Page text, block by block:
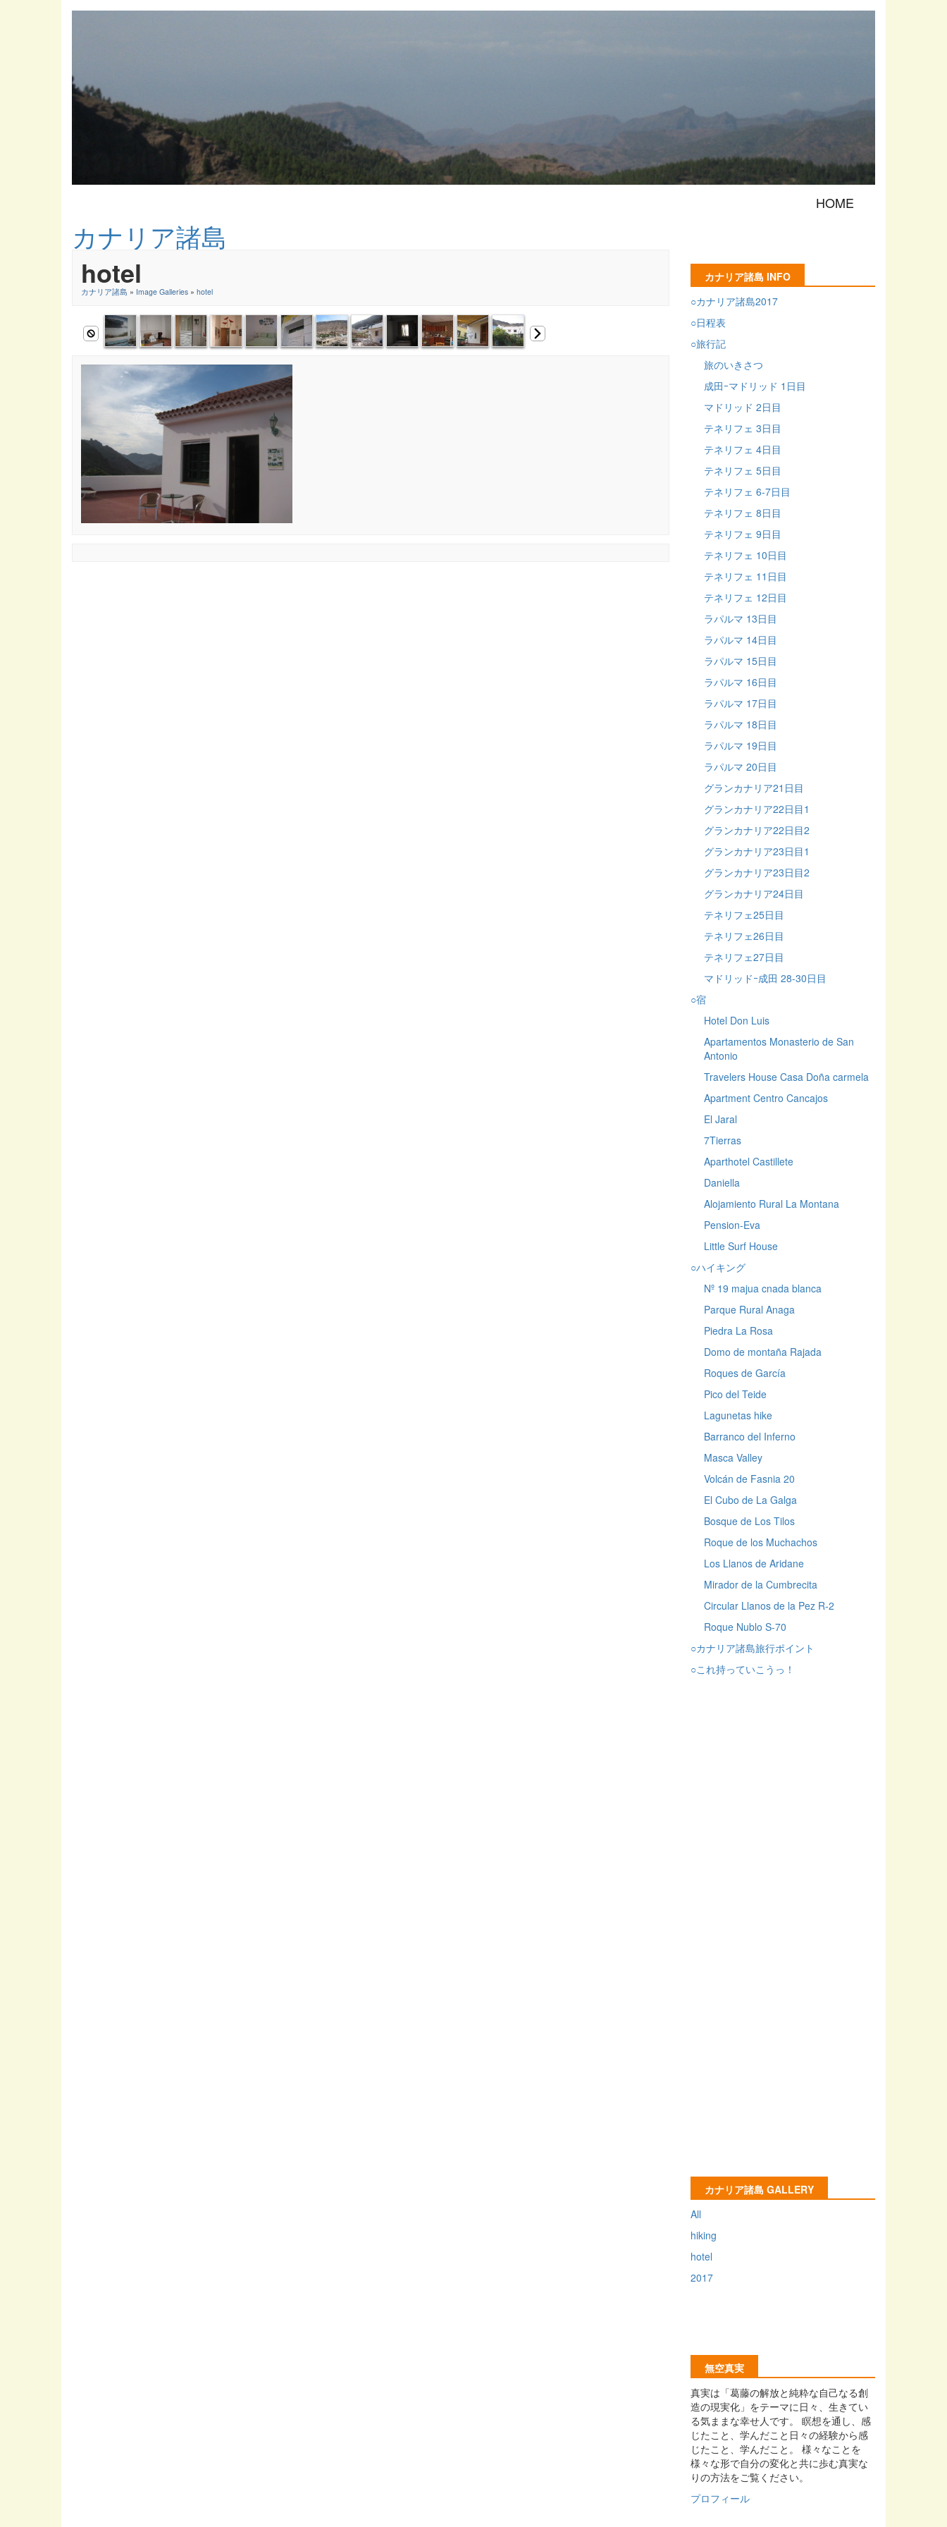
HOME
カナリア諸島
hotel
カナリア諸島 » Image Galleries » hotel
カナリア諸島 INFO
○カナリア諸島2017
○日程表
○旅行記
旅のいきさつ
成田ｰマドリッド 1日目
マドリッド 2日目
テネリフェ 3日目
テネリフェ 4日目
テネリフェ 5日目
テネリフェ 6-7日目
テネリフェ 8日目
テネリフェ 9日目
テネリフェ 10日目
テネリフェ 11日目
テネリフェ 12日目
ラパルマ 13日目
ラパルマ 14日目
ラパルマ 15日目
ラパルマ 16日目
ラパルマ 17日目
ラパルマ 18日目
ラパルマ 19日目
ラパルマ 20日目
グランカナリア21日目
グランカナリア22日目1
グランカナリア22日目2
グランカナリア23日目1
グランカナリア23日目2
グランカナリア24日目
テネリフェ25日目
テネリフェ26日目
テネリフェ27日目
マドリッドｰ成田 28-30日目
○宿
Hotel Don Luis
Apartamentos Monasterio de San
Antonio
Travelers House Casa Doña carmela
Apartment Centro Cancajos
El Jaral
7Tierras
Aparthotel Castillete
Daniella
Alojamiento Rural La Montana
Pension-Eva
Little Surf House
○ハイキング
Nº 19 majua cnada blanca
Parque Rural Anaga
Piedra La Rosa
Domo de montaña Rajada
Roques de García
Pico del Teide
Lagunetas hike
Barranco del Inferno
Masca Valley
Volcán de Fasnia 20
El Cubo de La Galga
Bosque de Los Tilos
Roque de los Muchachos
Los Llanos de Aridane
Mirador de la Cumbrecita
Circular Llanos de la Pez R-2
Roque Nublo S-70
○カナリア諸島旅行ポイント
○これ持っていこうっ！
カナリア諸島 GALLERY
All
hiking
hotel
2017
無空真実
真実は「葛藤の解放と純粋な自己なる創
造の現実化」をテーマに日々、生きてい
る気ままな幸せ人です。 瞑想を通し、感
じたこと、学んだこと日々の経験から感
じたこと、学んだこと。 様々なことを
様々な形で自分の変化と共に歩む真実な
りの方法をご覧ください。
プロフィール